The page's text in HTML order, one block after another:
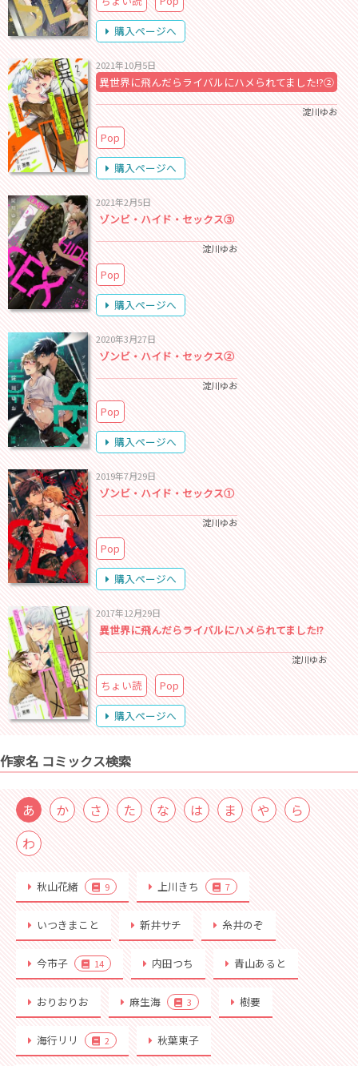
購入ページへ
2021年10月5日
異世界に飛んだらライバルにハメられてました!?②
淀川ゆお
Pop
購入ページへ
2021年2月5日
ゾンビ・ハイド・セックス③
淀川ゆお
Pop
購入ページへ
2020年3月27日
ゾンビ・ハイド・セックス②
淀川ゆお
Pop
購入ページへ
2019年7月29日
ゾンビ・ハイド・セックス①
淀川ゆお
Pop
購入ページへ
2017年12月29日
異世界に飛んだらライバルにハメられてました!?
淀川ゆお
ちょい読
Pop
購入ページへ
作家名 コミックス検索
あ か さ た な は ま や
ら
わ
秋山花緒 9 上川きち 7
いつきまこと 新井サチ 糸井のぞ
今市子 14 内田つち 青山あると
おりおりお 麻生海 3 樹要
海行リリ 2 秋葉東子